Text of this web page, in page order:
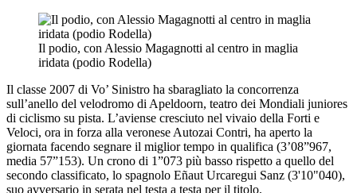
Il podio, con Alessio Magagnotti al centro in maglia
iridata (podio Rodella)
Il classe 2007 di Vo’ Sinistro ha sbaragliato la concorrenza
sull’anello del velodromo di Apeldoorn, teatro dei Mondiali juniores
di ciclismo su pista. L’aviense cresciuto nel vivaio della Forti e
Veloci, ora in forza alla veronese Autozai Contri, ha aperto la
giornata facendo segnare il miglior tempo in qualifica (3’08”967,
media 57”153). Un crono di 1”073 più basso rispetto a quello del
secondo classificato, lo spagnolo Eñaut Urcaregui Sanz (3'10"040),
suo avversario in serata nel testa a testa per il titolo.